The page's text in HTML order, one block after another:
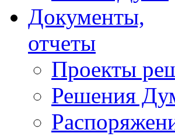
Документы,
отчеты
Проекты
Решения